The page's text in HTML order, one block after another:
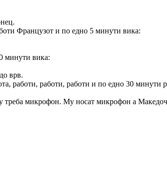
Французот и по едно 5 минути вика:
минути вика:
врв.
работи, работи, работи и по едно 30 минути
треба микрофон. Му носат микрофон а